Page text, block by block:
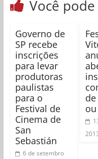
Você
Governo de
SP recebe
inscrições
para levar
produtoras
paulistas
para o
Festival de
Cinema de
San
Sebastián
6 de setembro
de
ou